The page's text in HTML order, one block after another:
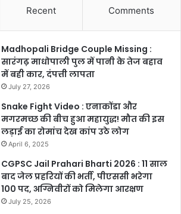
Recent Comments
Madhopali Bridge Couple Missing :
सारंगढ़ माधोपाली पुल में पानी के तेज बहाव
में बही कार, दंपत्ती लापता
July 27, 2026
Snake Fight Video : एनाकोंडा और
मगरमच्छ की बीच हुआ महायुद्ध! मौत की इस
लड़ाई का रोमांच देख कांप उठे लोग
April 6, 2025
CGPSC Jail Prahari Bharti 2026 : 11 साल
बाद जेल प्रहरियों की भर्ती, पीएससी भरेगा
100 पद, अग्निवीरों को मिलेगा आरक्षण
July 25, 2026